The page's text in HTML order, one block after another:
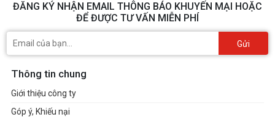
ĐĂNG KÝ NHẬN EMAIL THÔNG BÁO KHUYẾN MẠI HOẶC
ĐỂ ĐƯỢC TƯ VẤN MIỄN PHÍ
Gửi
Thông tin chung
Giới thiệu công ty
Góp ý, Khiếu nại